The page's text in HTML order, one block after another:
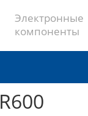
Электронные
компоненты